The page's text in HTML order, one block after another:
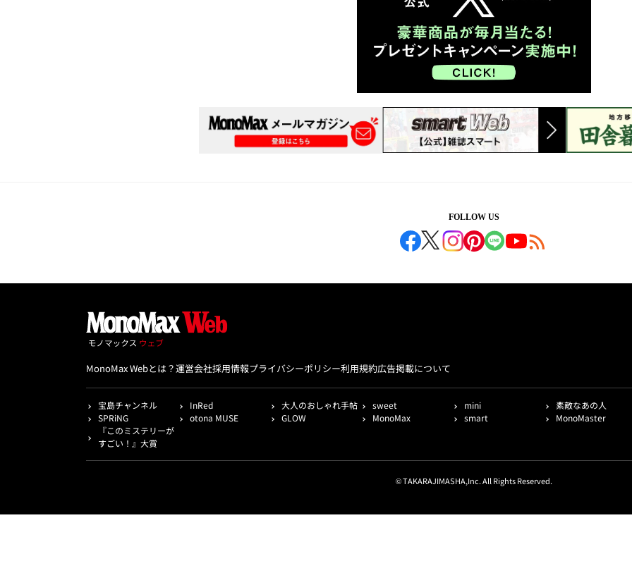
FOLLOW US
MonoMax Webとは？運営会社採用情報プライバシーポリシー利用規約広告掲載について
宝島チャンネル InRed 大人のおしゃれ手帖 sweet mini
素敵なあの人
SPRiNG
otona MUSE GLOW MonoMax smart
MonoMaster
『このミステリーが
すごい！』大賞
© TAKARAJIMASHA,Inc. All Rights Reserved.